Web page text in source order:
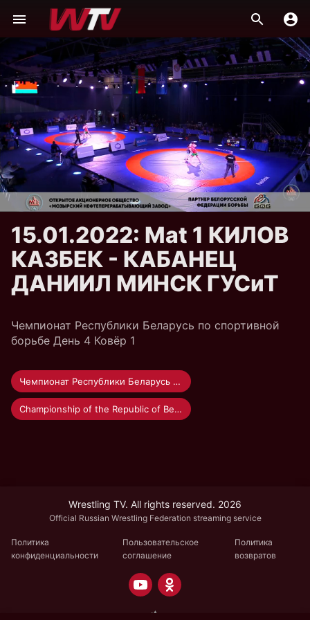
15.01.2022: Mat 1 КИЛОВ
КАЗБЕК - КАБАНЕЦ
ДАНИИЛ МИНСК ГУСиТ
Чемпионат Республики Беларусь по спортивной
борьбе День 4 Ковёр 1
Чемпионат Республики Беларусь по спортивной борьбе 2022
Championship of the Republic of Belarus in wrestling 2022
Wrestling TV. All rights reserved. 2026
Official Russian Wrestling Federation streaming service
Политика
конфиденциальности
Пользовательское
соглашение
Политика
возвратов